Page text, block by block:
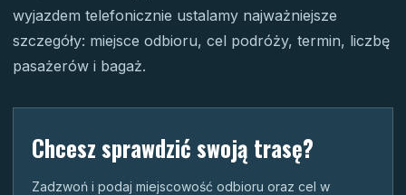
wyjazdem telefonicznie ustalamy najważniejsze
szczegóły: miejsce odbioru, cel podróży, termin, liczbę
pasażerów i bagaż.
Chcesz sprawdzić swoją trasę?
Zadzwoń i podaj miejscowość odbioru oraz cel w